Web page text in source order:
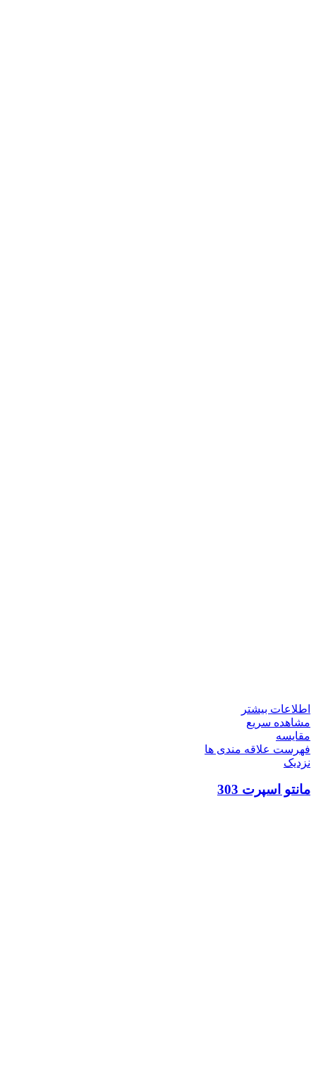
اطلاعات بیشتر
مشاهده سریع
مقایسه
فهرست علاقه مندی ها
نزدیک
مانتو اسپرت 303